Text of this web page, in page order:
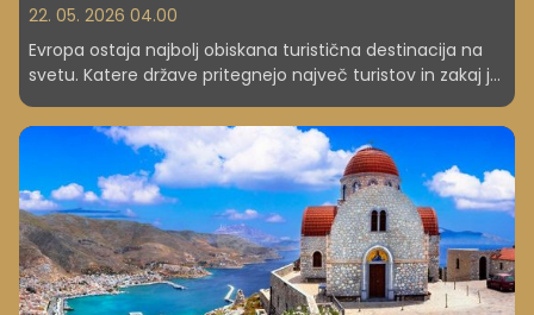
22. 05. 2026 04.00
Evropa ostaja najbolj obiskana turistična destinacija na
svetu. Katere države pritegnejo največ turistov in zakaj je